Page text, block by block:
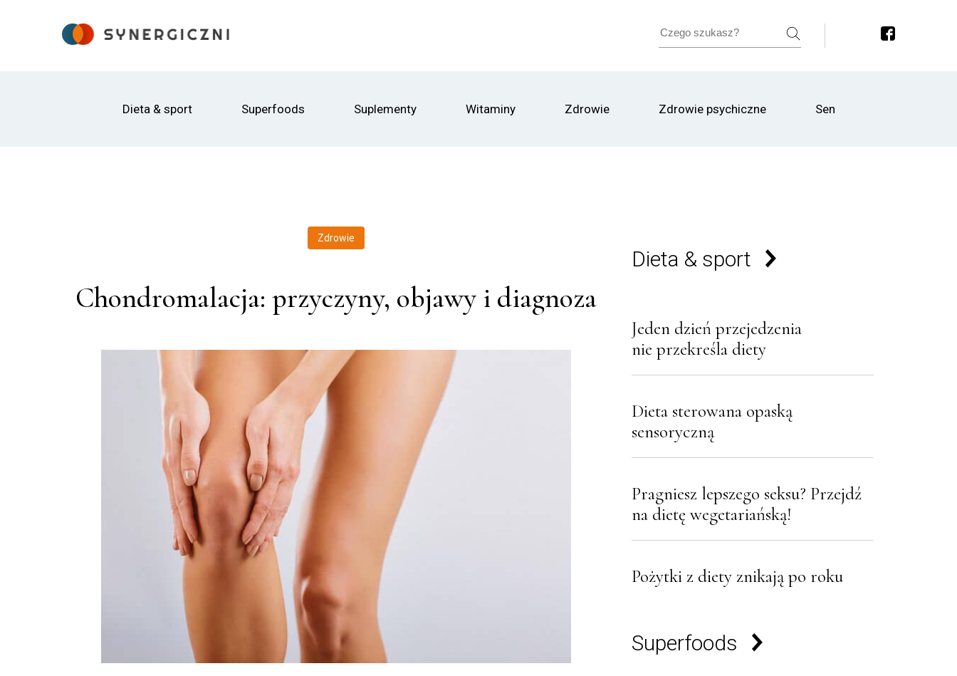
Dieta & sport Superfoods Suplementy Witaminy Zdrowie Zdrowie psychiczne Sen
Zdrowie
Chondromalacja: przyczyny, objawy i diagnoza
Dieta & sport
Jeden dzień przejedzenia
nie przekreśla diety
Dieta sterowana opaską
sensoryczną
Pragniesz lepszego seksu? Przejdź
na dietę wegetariańską!
Pożytki z diety znikają po roku
Superfoods